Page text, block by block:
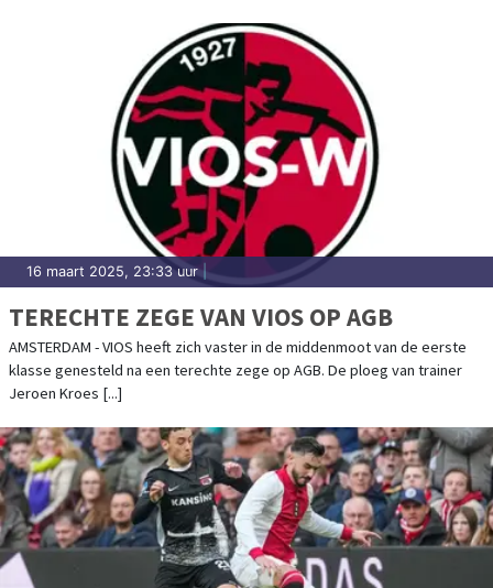
16 maart 2025, 23:33 uur|
TERECHTE ZEGE VAN VIOS OP AGB
AMSTERDAM - VIOS heeft zich vaster in de middenmoot van de eerste
klasse genesteld na een terechte zege op AGB. De ploeg van trainer
Jeroen Kroes [...]